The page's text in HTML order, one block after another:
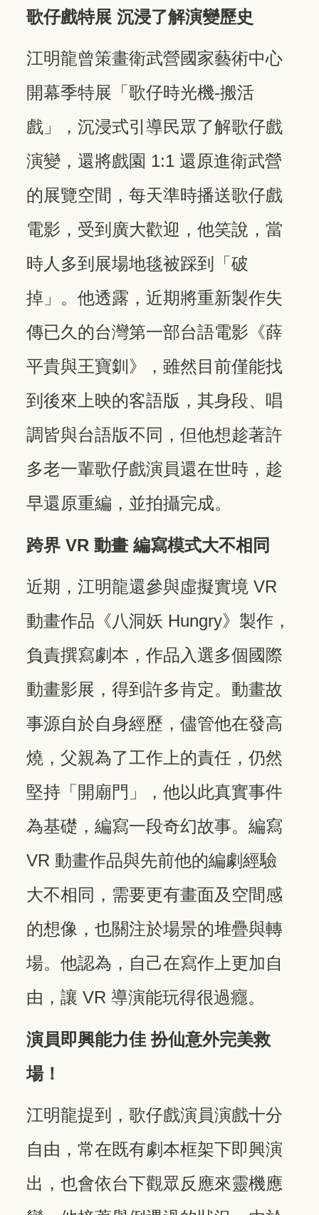
歌仔戲特展 沉浸了解演變歷史
江明龍曾策畫衛武營國家藝術中心
開幕季特展「歌仔時光機-搬活
戲」，沉浸式引導民眾了解歌仔戲
演變，還將戲園 1:1 還原進衛武營
的展覽空間，每天準時播送歌仔戲
電影，受到廣大歡迎，他笑說，當
時人多到展場地毯被踩到「破
掉」。他透露，近期將重新製作失
傳已久的台灣第一部台語電影《薛
平貴與王寶釧》，雖然目前僅能找
到後來上映的客語版，其身段、唱
調皆與台語版不同，但他想趁著許
多老一輩歌仔戲演員還在世時，趁
早還原重編，並拍攝完成。
跨界 VR 動畫 編寫模式大不相同
近期，江明龍還參與虛擬實境 VR
動畫作品《八洞妖 Hungry》製作，
負責撰寫劇本，作品入選多個國際
動畫影展，得到許多肯定。動畫故
事源自於自身經歷，儘管他在發高
燒，父親為了工作上的責任，仍然
堅持「開廟門」，他以此真實事件
為基礎，編寫一段奇幻故事。編寫
VR 動畫作品與先前他的編劇經驗
大不相同，需要更有畫面及空間感
的想像，也關注於場景的堆疊與轉
場。他認為，自己在寫作上更加自
由，讓 VR 導演能玩得很過癮。
演員即興能力佳 扮仙意外完美救
場！
江明龍提到，歌仔戲演員演戲十分
自由，常在既有劇本框架下即興演
出，也會依台下觀眾反應來靈機應